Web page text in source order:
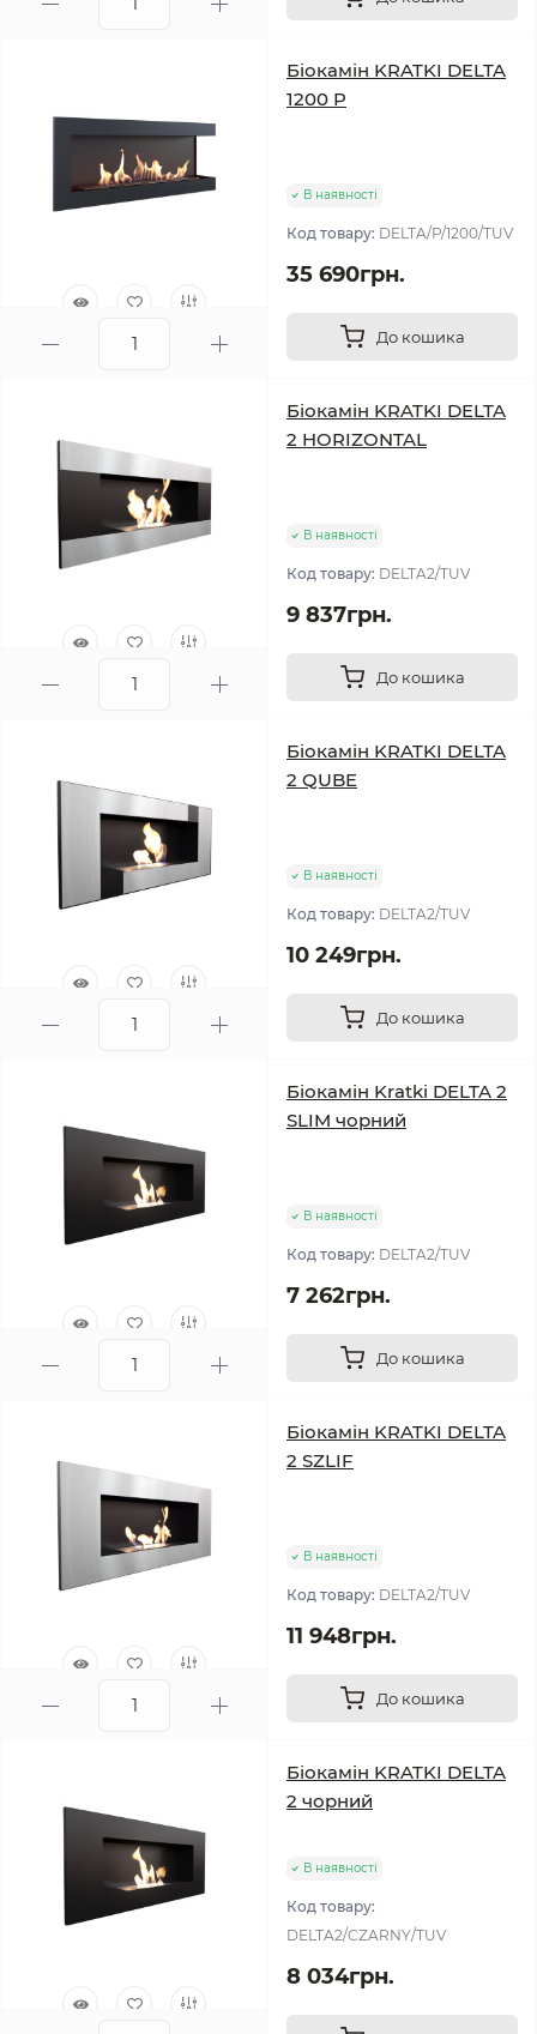
Біокамін KRATKI DELTA
1200 P
В наявності
Код товару: DELTA/P/1200/TUV
35 690грн.
До кошика
Біокамін KRATKI DELTA
2 HORIZONTAL
В наявності
Код товару: DELTA2/TUV
9 837грн.
До кошика
Біокамін KRATKI DELTA
2 QUBE
В наявності
Код товару: DELTA2/TUV
10 249грн.
До кошика
Біокамін Kratki DELTA 2
SLIM чорний
В наявності
Код товару: DELTA2/TUV
7 262грн.
До кошика
Біокамін KRATKI DELTA
2 SZLIF
В наявності
Код товару: DELTA2/TUV
11 948грн.
До кошика
Біокамін KRATKI DELTA
2 чорний
В наявності
Код товару:
DELTA2/CZARNY/TUV
8 034грн.